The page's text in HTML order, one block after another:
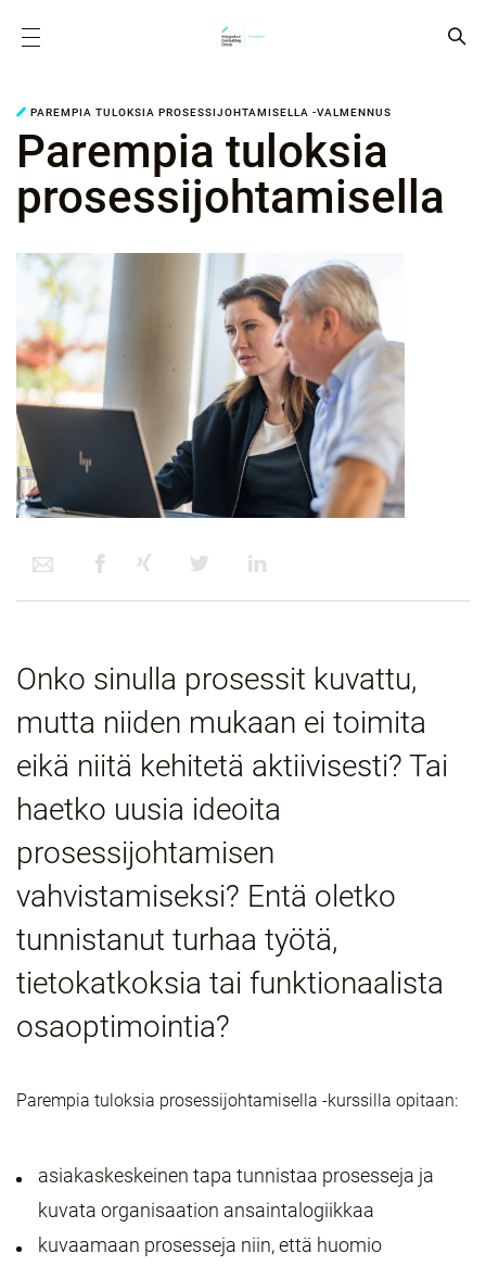
PAREMPIA TULOKSIA PROSESSIJOHTAMISELLA -VALMENNUS
Parempia tuloksia
prosessi­johtamisella
Onko sinulla prosessit kuvattu,
mutta niiden mukaan ei toimita
eikä niitä kehitetä aktiivisesti? Tai
haetko uusia ideoita
prosessijohtamisen
vahvistamiseksi? Entä oletko
tunnistanut turhaa työtä,
tietokatkoksia tai funktionaalista
osaoptimointia?
Parempia tuloksia prosessijohtamisella -kurssilla opitaan:
asiakaskeskeinen tapa tunnistaa prosesseja ja
kuvata organisaation ansaintalogiikkaa
kuvaamaan prosesseja niin, että huomio